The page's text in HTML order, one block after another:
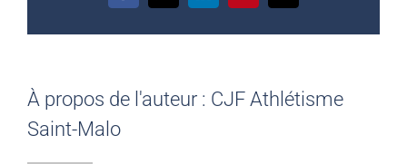
À propos de l'auteur : CJF Athlétisme
Saint-Malo